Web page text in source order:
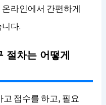
라인에서 간편하게
다.
절차는 어떻게
접수를 하고, 필요